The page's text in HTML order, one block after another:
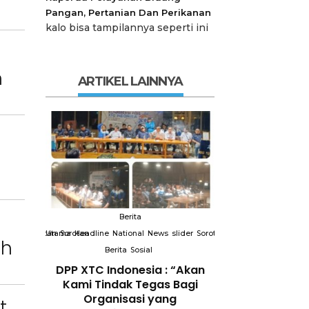
Pangan, Pertanian Dan Perikanan
kalo bisa tampilannya seperti ini
ARTIKEL LAINNYA
Sorotan Sorotan
Berita
Utama Headline National News slider Sorotan
Berita Sosial
DPP XTC Indonesia : “Akan
Kami Tindak Tegas Bagi
Organisasi yang